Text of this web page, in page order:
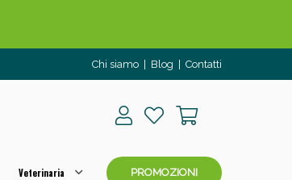
Chi siamo Blog Contatti
Veterinaria PROMOZIONI